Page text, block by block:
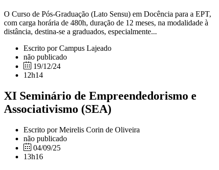
O Curso de Pós-Graduação (Lato Sensu) em Docência para a EPT,
com carga horária de 480h, duração de 12 meses, na modalidade à
distância, destina-se a graduados, especialmente...
Escrito por Campus Lajeado
não publicado
19/12/24
12h14
XI Seminário de Empreendedorismo e
Associativismo (SEA)
Escrito por Meirelis Corin de Oliveira
não publicado
04/09/25
13h16